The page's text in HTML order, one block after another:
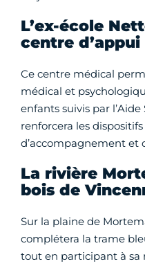
L’ex-école
centre d’appui
Ce centre médical
médical et
enfants suivis par l’Aide
renforcera les dispositifs
d’accompagnement et
La rivière
bois de
Sur la plaine de
complétera la trame
tout en participant à sa